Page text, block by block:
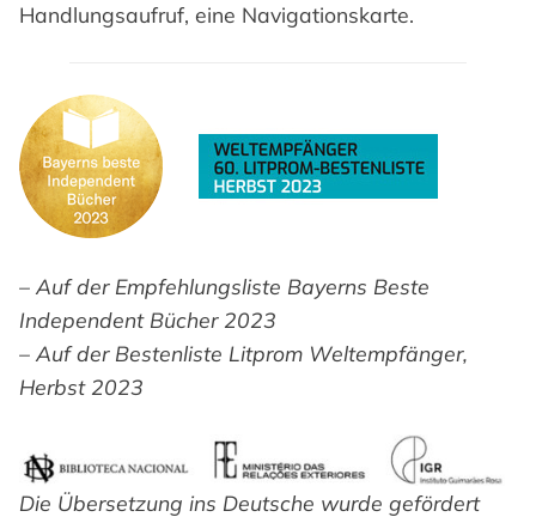
Handlungsaufruf, eine Navigationskarte.
– Auf der Empfehlungsliste Bayerns Beste
Independent Bücher 2023
– Auf der Bestenliste Litprom Weltempfänger,
Herbst 2023
Die Übersetzung ins Deutsche wurde gefördert